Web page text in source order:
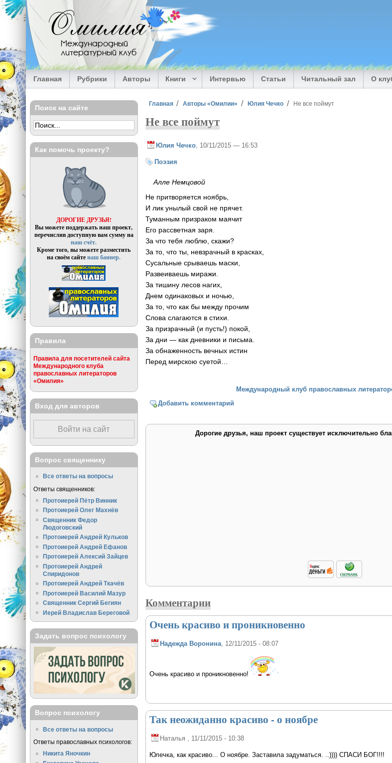
Перейти к основному содержанию
Омилия
Международный
литературный клуб
Главная Рубрики Авторы Книги Интервью Статьи Читальный зал О
Вы здесь
Главная Авторы «Омилии» Юлия Чечко Не все поймут
Не все поймут
Юлия Чечко , 10/11/2015 — 16:53
Поэзия
Алле Немцовой
Не притворяется ноябрь,
И лик унылый свой не прячет.
Туманным призраком маячит
Его рассветная заря.
За что тебя люблю, скажи?
За то, что ты, невзрачный в красках,
Сусальные срываешь маски,
Развеиваешь миражи.
За тишину лесов нагих,
Днем одинаковых и ночью,
За то, что как бы между прочим
Слова слагаются в стихи.
За призрачный (и пусть!) покой,
За дни — как дневники и письма.
За обнаженность вечных истин
Перед мирскою суетой…
Международный клуб православных
Добавить комментарий
Дорогие друзья, наш проект существует исключительно
Комментарии
Очень красиво и проникновенно
Надежда Воронина, 12/11/2015 - 08:07
Очень красиво и проникновенно!
Так неожиданно красиво - о ноябре
Наталья , 11/11/2015 - 10:38
Юлечка, как красиво... О ноябре. Заставила задуматься. ..)))) СПАСИ БОГ!!!!
Поиск на сайте
Как помочь проекту?
ДОРОГИЕ ДРУЗЬЯ!
Вы можете поддержать наш проект,
перечислив доступную вам сумму на
наш счёт.
Кроме того, вы можете разместить
на своём сайтенаш баннер.
Правила
Правила для посетителей сайта
Международного клуба
православных литераторов
«Омилия»
Вход для авторов
Войти на сайт
Вопрос священнику
Все ответы на вопросы
Ответы священников:
Протоиерей Пётр Винник
Протоиерей Олег Махнёв
Священник Федор
Людоговский
Протоиерей Андрей Кульков
Протоиерей Андрей Ефанов
Протоиерей Алексий Зайцев
Протоиерей Андрей
Спиридонов
Протоиерей Андрей Ткачёв
Протоиерей Василий Мазур
Священник Сергий Бегиян
Иерей Владислав Береговой
Задать вопрос психологу
Вопрос психологу
Все ответы на вопросы
Ответы православных психологов:
Никита Яночкин